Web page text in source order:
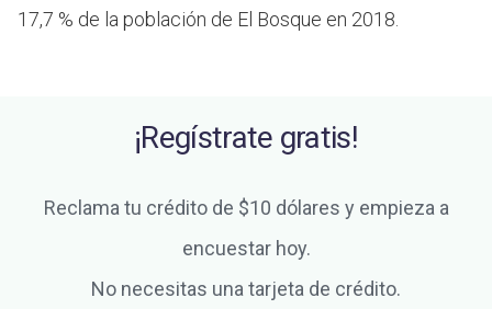
17,7 % de la población de El Bosque en 2018.
¡Regístrate gratis!
Reclama tu crédito de $10 dólares y empieza a
encuestar hoy.
No necesitas una tarjeta de crédito.